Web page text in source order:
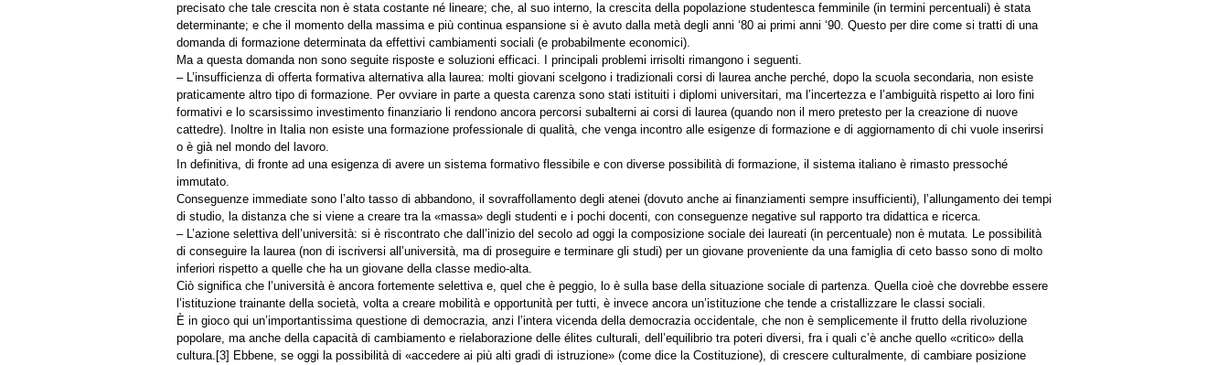
precisato che tale crescita non è stata costante né lineare; che, al suo interno, la crescita della popolazione studentesca femminile (in termini percentuali) è stata
determinante; e che il momento della massima e più continua espansione si è avuto dalla metà degli anni ‘80 ai primi anni ‘90. Questo per dire come si tratti di una
domanda di formazione determinata da effettivi cambiamenti sociali (e probabilmente economici).
Ma a questa domanda non sono seguite risposte e soluzioni efficaci. I principali problemi irrisolti rimangono i seguenti.
– L’insufficienza di offerta formativa alternativa alla laurea: molti giovani scelgono i tradizionali corsi di laurea anche perché, dopo la scuola secondaria, non esiste
praticamente altro tipo di formazione. Per ovviare in parte a questa carenza sono stati istituiti i diplomi universitari, ma l’incertezza e l’ambiguità rispetto ai loro fini
formativi e lo scarsissimo investimento finanziario li rendono ancora percorsi subalterni ai corsi di laurea (quando non il mero pretesto per la creazione di nuove
cattedre). Inoltre in Italia non esiste una formazione professionale di qualità, che venga incontro alle esigenze di formazione e di aggiornamento di chi vuole inserirsi
o è già nel mondo del lavoro.
In definitiva, di fronte ad una esigenza di avere un sistema formativo flessibile e con diverse possibilità di formazione, il sistema italiano è rimasto pressoché
immutato.
Conseguenze immediate sono l’alto tasso di abbandono, il sovraffollamento degli atenei (dovuto anche ai finanziamenti sempre insufficienti), l’allungamento dei tempi
di studio, la distanza che si viene a creare tra la «massa» degli studenti e i pochi docenti, con conseguenze negative sul rapporto tra didattica e ricerca.
– L’azione selettiva dell’università: si è riscontrato che dall’inizio del secolo ad oggi la composizione sociale dei laureati (in percentuale) non è mutata. Le possibilità
di conseguire la laurea (non di iscriversi all’università, ma di proseguire e terminare gli studi) per un giovane proveniente da una famiglia di ceto basso sono di molto
inferiori rispetto a quelle che ha un giovane della classe medio-alta.
Ciò significa che l’università è ancora fortemente selettiva e, quel che è peggio, lo è sulla base della situazione sociale di partenza. Quella cioè che dovrebbe essere
l’istituzione trainante della società, volta a creare mobilità e opportunità per tutti, è invece ancora un’istituzione che tende a cristallizzare le classi sociali.
È in gioco qui un’importantissima questione di democrazia, anzi l’intera vicenda della democrazia occidentale, che non è semplicemente il frutto della rivoluzione
popolare, ma anche della capacità di cambiamento e rielaborazione delle élites culturali, dell’equilibrio tra poteri diversi, fra i quali c’è anche quello «critico» della
cultura.[3] Ebbene, se oggi la possibilità di «accedere ai più alti gradi di istruzione» (come dice la Costituzione), di crescere culturalmente, di cambiare posizione